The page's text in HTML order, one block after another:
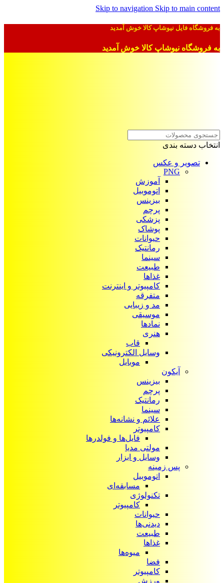
Skip to navigation Skip to main content
به فروشگاه فایل نیوشاپ کالا خوش آمدید
به فروشگاه نیوشاپ کالا خوش آمدید
انتخاب دسته بندی
تصویر و عکس
PNG
آموزش
اتوموبیل
بیزینس
پرچم
پزشکی
پوشاک
حیوانات
رمانتیک
سینما
طبیعت
غذاها
کامپیوتر و اینترنت
متفرقه
مد و زیبایی
موسیقی
نمادها
هنری
قاب
وسایل الکترونیکی
موبایل
آیکون‌
بیزینس
پرچم
رمانتیک
سینما
علائم و نشانه‌ها
کامپیوتر
فایل‌ها و فولدرها
مولتی مدیا
وسایل و ابزار
پس زمینه
اتوموبیل
مسابقه‌ای
تکنولوژی
کامپیوتر
حیوانات
دیدنی‌ها
طبیعت
غذاها
میوه‌ها
فضا
کامپیوتر
ورزش